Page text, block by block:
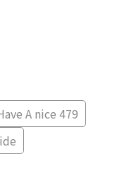
A nice 479